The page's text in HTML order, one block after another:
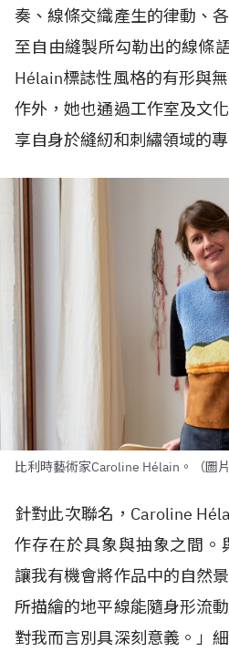
奏、線條交織產生的律動、
至自由縫製所勾勒出的線條
Hélain標誌性風格的有形與
作外，她也通過工作室及文
享自身於縫紉和刺繡領域的
比利時藝術家Caroline Hélain。（圖
針對此次聯名，Caroline Hé
作存在於具象與抽象之間。
讓我有機會將作品中的自然
所描繪的地平線能隨身形流
對我而言別具深刻意義。」